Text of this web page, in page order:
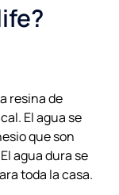
resina de
El agua se
que son
agua dura se
toda la casa.